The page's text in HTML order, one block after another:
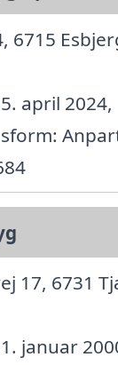
6715
april 2024,
17, 6731
januar